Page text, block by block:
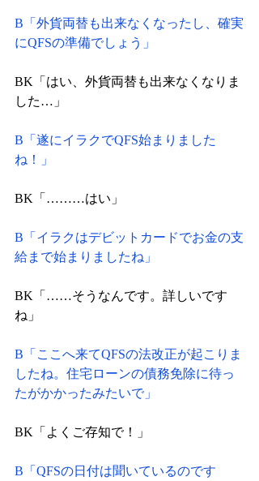
B「外貨両替も出来なくなったし、確実
にQFSの準備でしょう」
BK「はい、外貨両替も出来なくなりま
した…」
B「遂にイラクでQFS始まりました
ね！」
BK「………はい」
B「イラクはデビットカードでお金の支
給まで始まりましたね」
BK「……そうなんです。詳しいです
ね」
B「ここへ来てQFSの法改正が起こりま
したね。住宅ローンの債務免除に待っ
たがかかったみたいで」
BK「よくご存知で！」
B「QFSの日付は聞いているのです